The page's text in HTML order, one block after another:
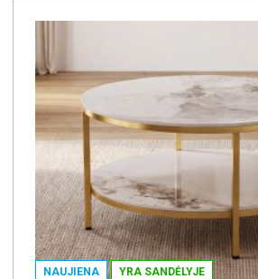
NAUJIENA YRA SANDĖLYJE